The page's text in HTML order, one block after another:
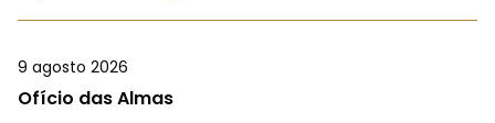
9 agosto 2026
Ofício das Almas